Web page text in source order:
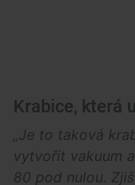
Krabice, která
„Je to taková
vytvořit vakuum
80 pod nulou.